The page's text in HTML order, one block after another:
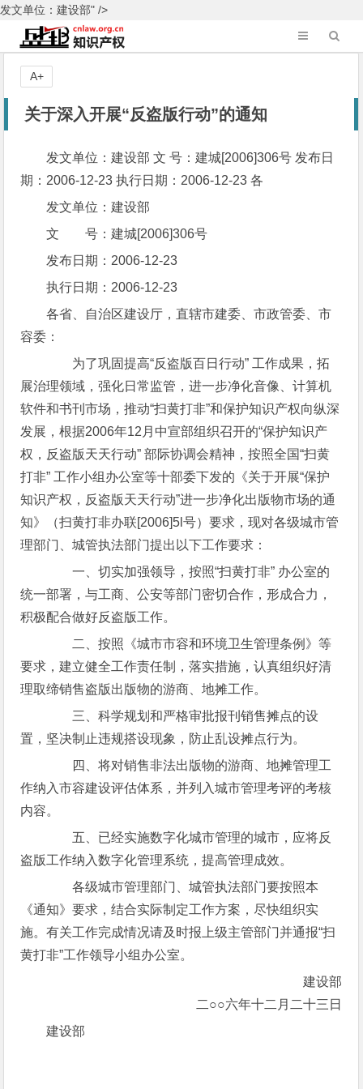
发文单位：建设部" />
关于深入开展“反盗版行动”的通知
发文单位：建设部 文 号：建城[2006]306号 发布日
期：2006-12-23 执行日期：2006-12-23 各
发文单位：建设部
文 号：建城[2006]306号
发布日期：2006-12-23
执行日期：2006-12-23
各省、自治区建设厅，直辖市建委、市政管委、市
容委：
为了巩固提高“反盗版百日行动” 工作成果，拓
展治理领域，强化日常监管，进一步净化音像、计算机
软件和书刊市场，推动“扫黄打非”和保护知识产权向纵深
发展，根据2006年12月中宣部组织召开的“保护知识产
权，反盗版天天行动” 部际协调会精神，按照全国“扫黄
打非” 工作小组办公室等十部委下发的《关于开展“保护
知识产权，反盗版天天行动”进一步净化出版物市场的通
知》（扫黄打非办联[2006]5l号）要求，现对各级城市管
理部门、城管执法部门提出以下工作要求：
一、切实加强领导，按照“扫黄打非” 办公室的
统一部署，与工商、公安等部门密切合作，形成合力，
积极配合做好反盗版工作。
二、按照《城市市容和环境卫生管理条例》等
要求，建立健全工作责任制，落实措施，认真组织好清
理取缔销售盗版出版物的游商、地摊工作。
三、科学规划和严格审批报刊销售摊点的设
置，坚决制止违规搭设现象，防止乱设摊点行为。
四、将对销售非法出版物的游商、地摊管理工
作纳入市容建设评估体系，并列入城市管理考评的考核
内容。
五、已经实施数字化城市管理的城市，应将反
盗版工作纳入数字化管理系统，提高管理成效。
各级城市管理部门、城管执法部门要按照本
《通知》要求，结合实际制定工作方案，尽快组织实
施。有关工作完成情况请及时报上级主管部门并通报“扫
黄打非”工作领导小组办公室。
建设部
二○○六年十二月二十三日
建设部
A+